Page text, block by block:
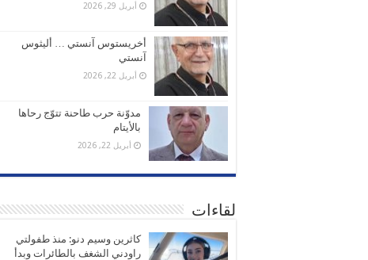
أبريل 29, 2026
أخريستوس آنستي … أليثوس
آنستي
أبريل 22, 2026
مدوّنة حرب طاحنة تتوّج رحاها
بالأيتام
أبريل 22, 2026
لقاءات
كاثرين وسيم دنو: منذ طفولتي
راودني الشغف بالطائرات وبدأ